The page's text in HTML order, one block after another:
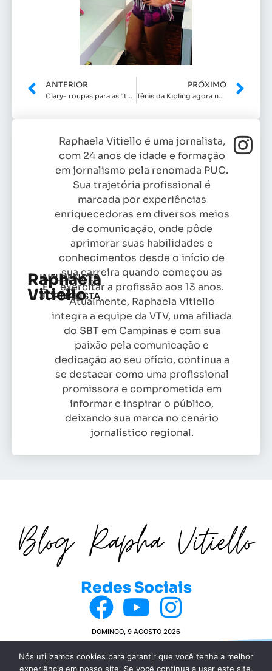
ANTERIOR
Clary- roupas para as “teens”
PRÓXIMO
Tênis da Kipling agora na Nipon e Cia
Raphaela
Vitiello
INFLUENCER
E
JORNALISTA
Raphaela Vitiello é uma jornalista,
com 24 anos de idade e formação
em jornalismo pela renomada PUC.
Sua trajetória profissional é
marcada por experiências
enriquecedoras em diversos meios
de comunicação, onde pôde
aprimorar suas habilidades e
conhecimentos desde o início de
sua carreira quando começou as
exercitar a profissão aos 13 anos.
Atualmente, Raphaela Vitiello
integra a equipe da VTV, uma afiliada
do SBT em Campinas e com sua
paixão pela comunicação e
dedicação ao seu ofício, continua a
se destacar como uma profissional
promissora e comprometida em
informar e inspirar o público,
deixando sua marca no cenário
jornalístico regional.
Redes Sociais
DOMINGO, 9 AGOSTO 2026
Nós utilizamos cookies para garantir que você tenha a melhor
experiência em nosso site. Se você continua a usar este site,